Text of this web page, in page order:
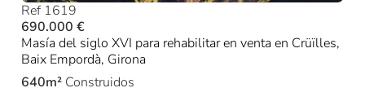
Ref 1619
690.000 €
Masía del siglo XVI para rehabilitar en venta en Crüïlles,
Baix Empordà, Girona
640m² Construidos